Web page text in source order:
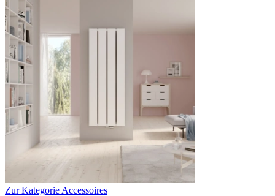
Zur Kategorie Accessoires